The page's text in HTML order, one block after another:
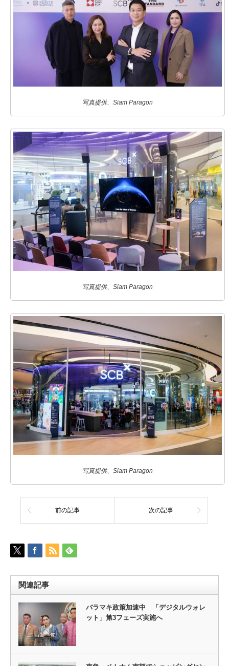
写真提供、Siam Paragon
写真提供、Siam Paragon
写真提供、Siam Paragon
前の記事 次の記事
関連記事
バラマキ政策加速中 「デジタルウォレ
ット」第3フェーズ実施へ